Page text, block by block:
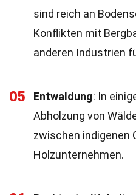
sind reich an
Konflikten mit
anderen Industrien
05 Entwaldung: In
Abholzung von
zwischen indigenen
Holzunternehmen.